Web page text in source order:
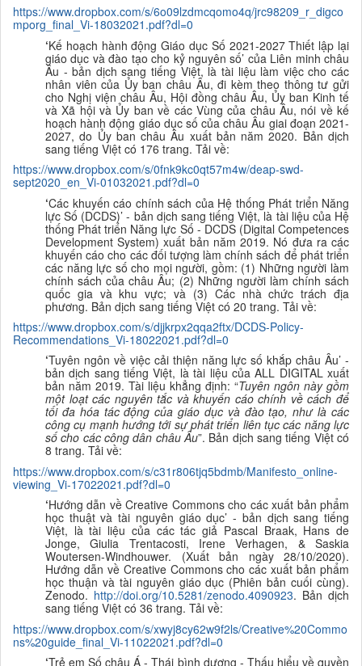
https://www.dropbox.com/s/6o09lzdmcqomo4q/jrc98209_r_digco
mporg_final_Vi-18032021.pdf?dl=0
‘Kế hoạch hành động Giáo dục Số 2021-2027 Thiết lập lại
giáo dục và đào tạo cho kỷ nguyên số’ của Liên minh châu
Âu - bản dịch sang tiếng Việt,là tài liệu làm việc cho các
nhân viên của Ủy ban châu Âu, đi kèm theo thông tư gửi
cho Nghị viện châu Âu, Hội đồng châu Âu, Ủy ban Kinh tế
và Xã hội và Ủy ban về các Vùng của châu Âu, nói về kế
hoạch hành động giáo dục số của châu Âu giai đoạn 2021-
2027, do Ủy ban châu Âu xuất bản năm 2020. Bản dịch
sang tiếng Việt có 176 trang. Tải về:
https://www.dropbox.com/s/0fnk9kc0qt57m4w/deap-swd-
sept2020_en_Vi-01032021.pdf?dl=0
‘Các khuyến cáo chính sách của Hệ thống Phát triển Năng
lực Số (DCDS)’ - bản dịch sang tiếng Việt,là tài liệu của Hệ
thống Phát triển Năng lực Số - DCDS (Digital Competences
Development System) xuất bản năm 2019. Nó đưa ra các
khuyến cáo cho các đối tượng làm chính sách để phát triển
các năng lực số cho mọi người, gồm: (1) Những người làm
chính sách của châu Âu; (2) Những người làm chính sách
quốc gia và khu vực;và (3) Các nhà chức trách địa
phương. Bản dịch sang tiếng Việt có 20 trang. Tải về:
https://www.dropbox.com/s/djjkrpx2qqa2ftx/DCDS-Policy-
Recommendations_Vi-18022021.pdf?dl=0
‘Tuyên ngôn về việc cải thiện năng lực số khắp châu Âu’ -
bản dịch sang tiếng Việt, là tài liệu của ALL DIGITAL xuất
bản năm 2019. Tài liệu khẳng định: “Tuyên ngôn này gồm
một loạt các nguyên tắc và khuyến cáo chính về cách để
tối đa hóa tác động của giáo dục và đào tạo, như là các
công cụ mạnh hướng tới sự phát triển liên tục các năng lực
số cho các công dân châu Âu”. Bản dịch sang tiếng Việtcó
8 trang. Tải về:
https://www.dropbox.com/s/c31r806tjq5bdmb/Manifesto_online-
viewing_Vi-17022021.pdf?dl=0
‘Hướng dẫn về Creative Commons cho các xuất bản phẩm
học thuật và tài nguyên giáo dục’ - bản dịch sang tiếng
Việt, là tài liệu của các tác giả Pascal Braak, Hans de
Jonge, Giulia Trentacosti, Irene Verhagen, & Saskia
Woutersen-Windhouwer. (Xuất bản ngày 28/10/2020).
Hướng dẫn về Creative Commons cho các xuất bản phẩm
học thuận và tài nguyên giáo dục (Phiên bản cuối cùng).
Zenodo. http://doi.org/10.5281/zenodo.4090923. Bản dịch
sang tiếng Việt có 36 trang. Tải về:
https://www.dropbox.com/s/xwyj8cy62w9f2ls/Creative%20Commo
ns%20guide_final_Vi-11022021.pdf?dl=0
‘Trẻ em Số châu Á - Thái bình dương - Thấu hiểu về quyền